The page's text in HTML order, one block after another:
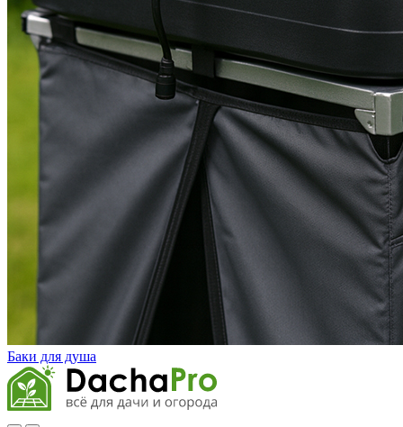
Баки для душа